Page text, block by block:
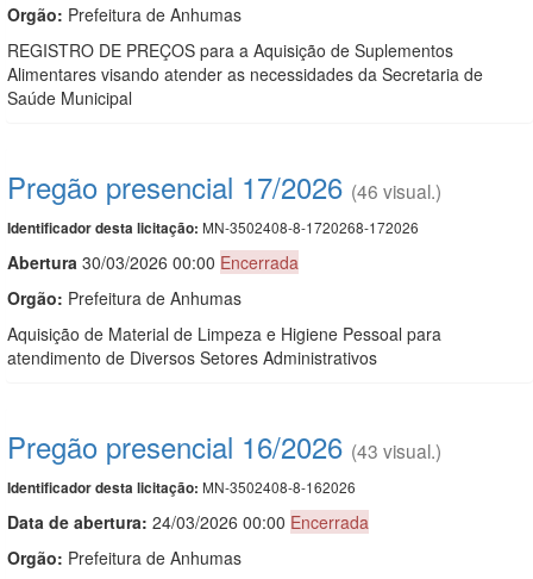
Orgão: Prefeitura de Anhumas
REGISTRO DE PREÇOS para a Aquisição de Suplementos
Alimentares visando atender as necessidades da Secretaria de
Saúde Municipal
Pregão presencial 17/2026 (46 visual.)
Identificador desta licitação: MN-3502408-8-1720268-172026
Abertura 30/03/2026 00:00 Encerrada
Orgão: Prefeitura de Anhumas
Aquisição de Material de Limpeza e Higiene Pessoal para
atendimento de Diversos Setores Administrativos
Pregão presencial 16/2026 (43 visual.)
Identificador desta licitação: MN-3502408-8-162026
Data de abertura: 24/03/2026 00:00 Encerrada
Orgão: Prefeitura de Anhumas